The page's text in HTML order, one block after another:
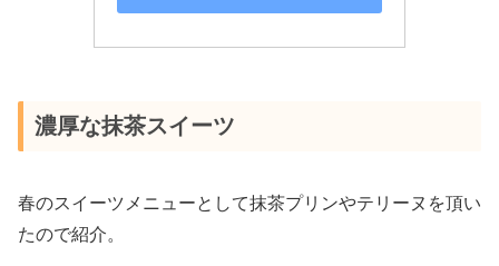
濃厚な抹茶スイーツ
春のスイーツメニューとして抹茶プリンやテリーヌを頂い
たので紹介。